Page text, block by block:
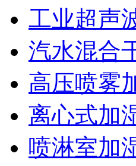
工业超声
汽水混合
高压喷雾
离心式加
喷淋室加